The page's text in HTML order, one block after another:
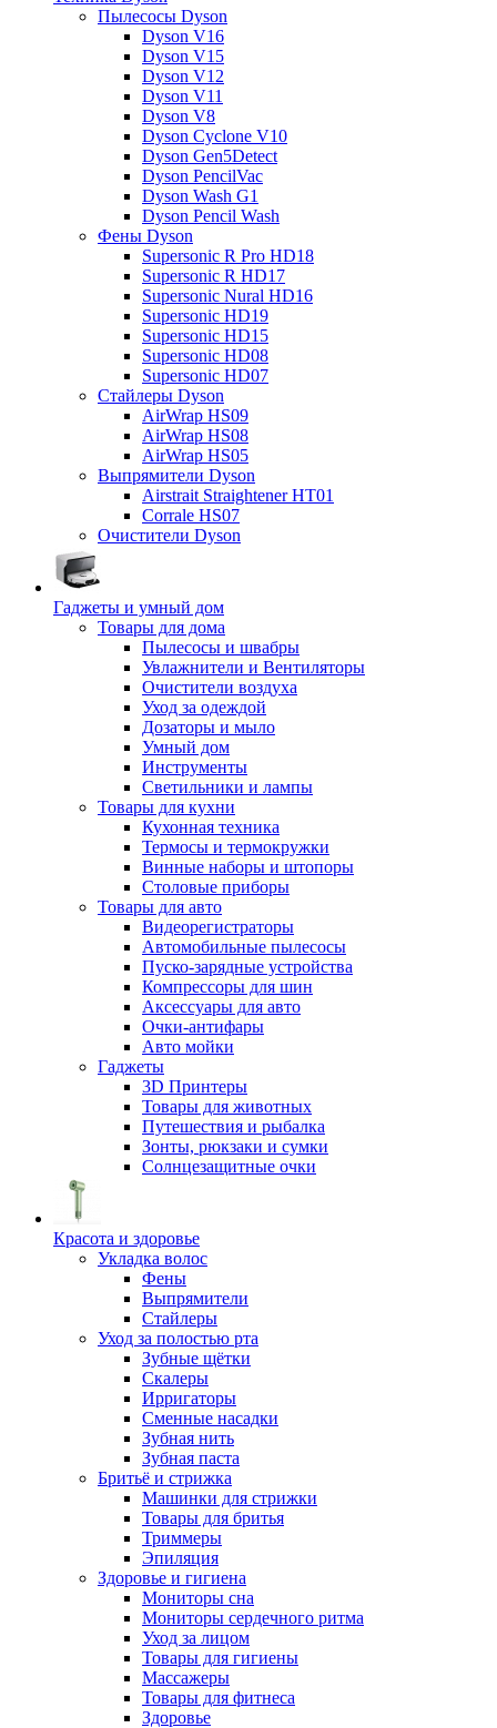
Пылесосы Dyson
Dyson V16
Dyson V15
Dyson V12
Dyson V11
Dyson V8
Dyson Cyclone V10
Dyson Gen5Detect
Dyson PencilVac
Dyson Wash G1
Dyson Pencil Wash
Фены Dyson
Supersonic R Pro HD18
Supersonic R HD17
Supersonic Nural HD16
Supersonic HD19
Supersonic HD15
Supersonic HD08
Supersonic HD07
Стайлеры Dyson
AirWrap HS09
AirWrap HS08
AirWrap HS05
Выпрямители Dyson
Airstrait Straightener HT01
Corrale HS07
Очистители Dyson
Гаджеты и умный дом
Товары для дома
Пылесосы и швабры
Увлажнители и Вентиляторы
Очистители воздуха
Уход за одеждой
Дозаторы и мыло
Умный дом
Инструменты
Светильники и лампы
Товары для кухни
Кухонная техника
Термосы и термокружки
Винные наборы и штопоры
Столовые приборы
Товары для авто
Видеорегистраторы
Автомобильные пылесосы
Пуско-зарядные устройства
Компрессоры для шин
Аксессуары для авто
Очки-антифары
Авто мойки
Гаджеты
3D Принтеры
Товары для животных
Путешествия и рыбалка
Зонты, рюкзаки и сумки
Солнцезащитные очки
Красота и здоровье
Укладка волос
Фены
Выпрямители
Стайлеры
Уход за полостью рта
Зубные щётки
Скалеры
Ирригаторы
Сменные насадки
Зубная нить
Зубная паста
Бритьё и стрижка
Машинки для стрижки
Товары для бритья
Триммеры
Эпиляция
Здоровье и гигиена
Мониторы сна
Мониторы сердечного ритма
Уход за лицом
Товары для гигиены
Массажеры
Товары для фитнеса
Здоровье